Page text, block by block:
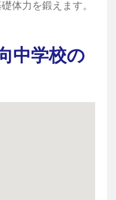
体力を鍛えます。
中学校の